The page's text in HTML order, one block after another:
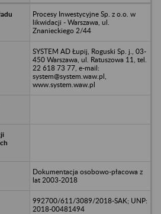
Procesy Inwestycyjne Sp. z o.o. w
likwidacji - Warszawa, ul.
Znanieckiego 2/44
SYSTEM AD Łupij, Roguski Sp. j., 03-
450 Warszawa, ul. Ratuszowa 11, tel.
22 618 73 77, e-mail:
system@system.waw.pl,
www.system.waw.pl
Dokumentacja osobowo-płacowa z
lat 2003-2018
992700/611/3089/2018-SAK; UNP:
2018-00481494